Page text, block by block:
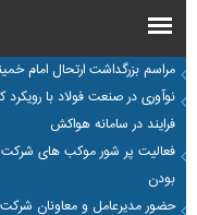
مراسم بزرگداشت ارتحال امام
نوآوری در صنعت فولاد با رویکرد
فرایند در سامانه هواکش
فعالیت پر شور موکب های شرکت
بودن
حضور مدیرعامل و معاونان شرکت